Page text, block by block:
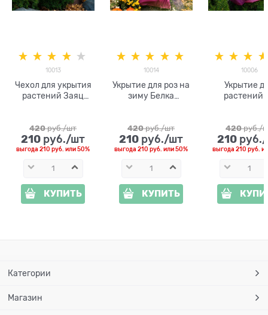
10013
Чехол для укрытия
растений Заяц
420 руб./шт
210 руб./шт
выгода210 руб. или50%
КУПИТЬ
10014
Укрытие для роз на
зиму Белка
420 руб./шт
210 руб./шт
выгода210 руб. или50%
КУПИТЬ
10006
Укрытие
растений
420 руб./
210
выгода210 руб.
Категории
Магазин